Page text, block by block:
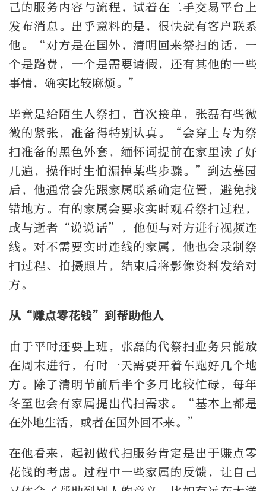
己的服务内容与流程，试着在二手交易平台上
发布消息。出乎意料的是，很快就有客户联系
他。“对方是在国外，清明回来祭扫的话，一
个是路费，一个是需要请假，还有其他的一些
事情，确实比较麻烦。”
毕竟是给陌生人祭扫，首次接单，张磊有些微
微的紧张，准备得特别认真。“会穿上专为祭
扫准备的黑色外套，缅怀词提前在家里读了好
几遍，操作时生怕漏掉某些步骤。”到达墓园
后，他通常会先跟家属联系确定位置，避免找
错地方。有的家属会要求实时观看祭扫过程，
或与逝者“说说话”，他便与对方进行视频连
线。对不需要实时连线的家属，他也会录制祭
扫过程、拍摄照片，结束后将影像资料发给对
方。
从“赚点零花钱”到帮助他人
由于平时还要上班，张磊的代祭扫业务只能放
在周末进行，有时一天需要开着车跑好几个地
方。除了清明节前后半个多月比较忙碌，每年
冬至也会有家属提出代扫需求。“基本上都是
在外地生活，或者在国外回不来。”
在他看来，起初做代扫服务肯定是出于赚点零
花钱的考虑。过程中一些家属的反馈，让自己